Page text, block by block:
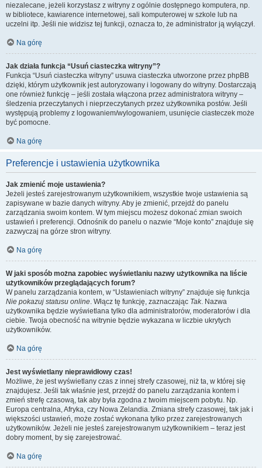
niezalecane, jeżeli korzystasz z witryny z ogólnie dostępnego komputera, np.
w bibliotece, kawiarence internetowej, sali komputerowej w szkole lub na
uczelni itp. Jeśli nie widzisz tej funkcji, oznacza to, że administrator ją wyłączył.
Na górę
Jak działa funkcja “Usuń ciasteczka witryny”?
Funkcja “Usuń ciasteczka witryny” usuwa ciasteczka utworzone przez phpBB
dzięki, którym użytkownik jest autoryzowany i logowany do witryny. Dostarczają
one również funkcję – jeśli została włączona przez administratora witryny –
śledzenia przeczytanych i nieprzeczytanych przez użytkownika postów. Jeśli
występują problemy z logowaniem/wylogowaniem, usunięcie ciasteczek może
być pomocne.
Na górę
Preferencje i ustawienia użytkownika
Jak zmienić moje ustawienia?
Jeżeli jesteś zarejestrowanym użytkownikiem, wszystkie twoje ustawienia są
zapisywane w bazie danych witryny. Aby je zmienić, przejdź do panelu
zarządzania swoim kontem. W tym miejscu możesz dokonać zmian swoich
ustawień i preferencji. Odnośnik do panelu o nazwie “Moje konto” znajduje się
zazwyczaj na górze stron witryny.
Na górę
W jaki sposób można zapobiec wyświetlaniu nazwy użytkownika na liście
użytkowników przeglądających forum?
W panelu zarządzania kontem, w “Ustawieniach witryny” znajduje się funkcja
Nie pokazuj statusu online. Włącz tę funkcję, zaznaczając Tak. Nazwa
użytkownika będzie wyświetlana tylko dla administratorów, moderatorów i dla
ciebie. Twoja obecność na witrynie będzie wykazana w liczbie ukrytych
użytkowników.
Na górę
Jest wyświetlany nieprawidłowy czas!
Możliwe, że jest wyświetlany czas z innej strefy czasowej, niż ta, w której się
znajdujesz. Jeśli tak właśnie jest, przejdź do panelu zarządzania kontem i
zmień strefę czasową, tak aby była zgodna z twoim miejscem pobytu. Np.
Europa centralna, Afryka, czy Nowa Zelandia. Zmiana strefy czasowej, tak jak i
większości ustawień, może zostać wykonana tylko przez zarejestrowanych
użytkowników. Jeżeli nie jesteś zarejestrowanym użytkownikiem – teraz jest
dobry moment, by się zarejestrować.
Na górę